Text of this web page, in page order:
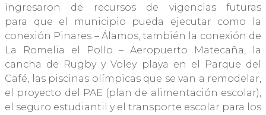
ingresaron de recursos de vigencias futuras
para que el municipio pueda ejecutar como la
conexión Pinares – Álamos, también la conexión de
La Romelia el Pollo – Aeropuerto Matecaña, la
cancha de Rugby y Voley playa en el Parque del
Café, las piscinas olímpicas que se van a remodelar,
el proyecto del PAE (plan de alimentación escolar),
el seguro estudiantil y el transporte escolar para los